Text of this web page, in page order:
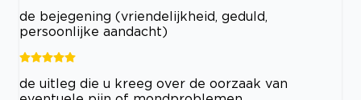
de bejegening (vriendelijkheid, geduld,
persoonlijke aandacht)
de uitleg die u kreeg over de oorzaak van